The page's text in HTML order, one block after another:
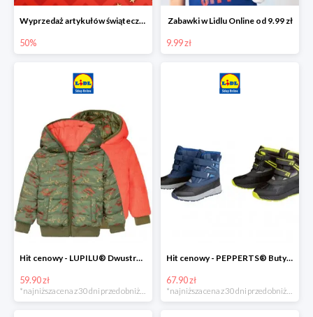
Wyprzedaż artykułów świątecznych w Lidlu Online
50%
Zabawki w Lidlu Online od 9.99 zł
9.99 zł
Hit cenowy - LUPILU® Dwustronna kurtka dziecięca z polarem
59.90 zł
*najniższa cena z 30 dni przed obniżką
Hit cenowy - PEPPERTS® Buty zimowe chłopięce
67.90 zł
*najniższa cena z 30 dni przed obniżką